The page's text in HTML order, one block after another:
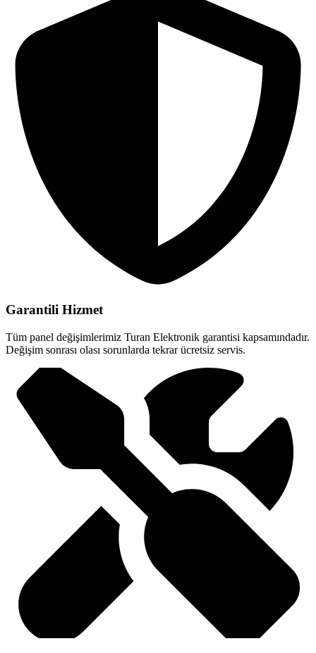
Garantili Hizmet
Tüm panel değişimlerimiz Turan Elektronik garantisi kapsamındadır.
Değişim sonrası olası sorunlarda tekrar ücretsiz servis.